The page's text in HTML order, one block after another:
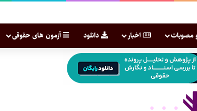
مصوبات اخبار دانلود آزمون های حقوقی